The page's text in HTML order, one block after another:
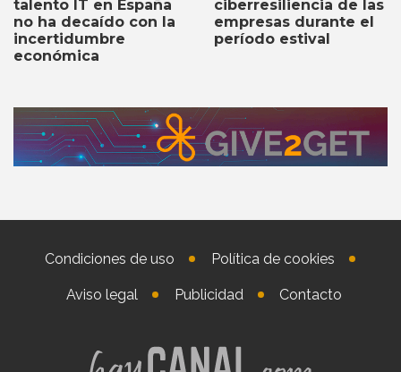
talento IT en España
no ha decaído con la
incertidumbre
económica
ciberresiliencia de las
empresas durante el
período estival
Condiciones de uso Política de cookies
Aviso legal Publicidad Contacto